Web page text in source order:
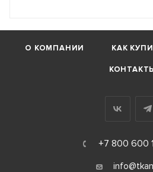
О КОМПАНИИ КАК
+7 800 600